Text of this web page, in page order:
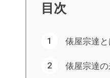
目次
俵屋宗達と
俵屋宗達